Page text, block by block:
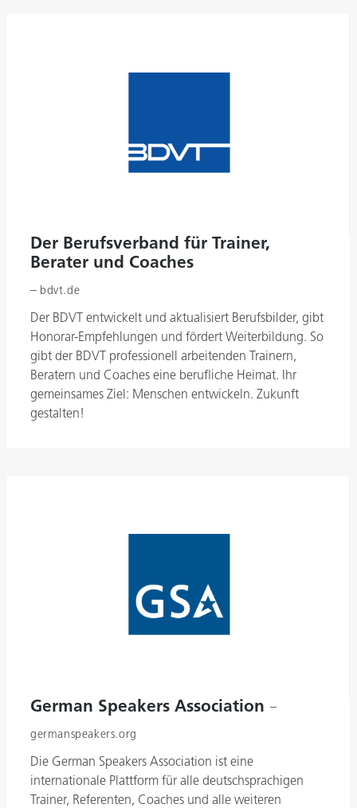
Der Berufsverband für Trainer,
Berater und Coaches
– bdvt.de
Der BDVT entwickelt und aktualisiert Berufsbilder, gibt
Honorar-Empfehlungen und fördert Weiterbildung. So
gibt der BDVT professionell arbeitenden Trainern,
Beratern und Coaches eine berufliche Heimat. Ihr
gemeinsames Ziel: Menschen entwickeln. Zukunft
gestalten!
German Speakers Association –
germanspeakers.org
Die German Speakers Association ist eine
internationale Plattform für alle deutschsprachigen
Trainer, Referenten, Coaches und alle weiteren